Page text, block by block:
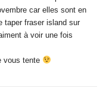
car elles sont en
taper fraser island sur
à voir une fois
vous tente